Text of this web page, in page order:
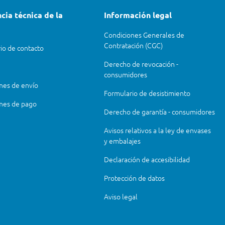
técnica de la
de contacto
de envío
de pago
Información legal
Condiciones Generales de
Contratación (CGC)
Derecho de revocación -
consumidores
Formulario de desistimiento
Derecho de garantía - consumidores
Avisos relativos a la ley de envases
y embalajes
Declaración de accesibilidad
Protección de datos
Aviso legal